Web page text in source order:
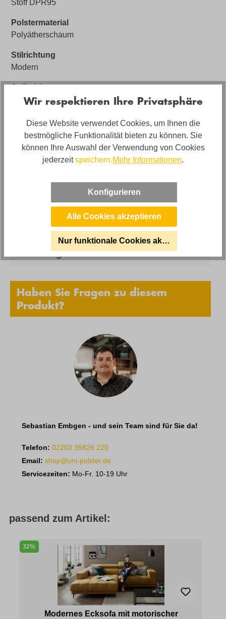
Stoff DPR95
Polstermaterial
Polyätherschaum
Stilrichtung
Modern
Artikelabmessungen
Breite: ca. 278cm, Tiefe: ca. 192cm, Höhe: ca. 83-
Sitzhöhe
ca. 48cm
Bewertungen
Anleitungen und Sicherheit
Haben Sie Fragen zu diesem
Produkt?
Sebastian Embgen - und sein Team sind für Sie da!
Telefon: 02203 35826 220
Email: shop@uni-polster.de
Servicezeiten: Mo-Fr. 10-19 Uhr
passend zum Artikel:
32%
Modernes Ecksofa mit motorischer
Wir respektieren Ihre Privatsphäre
Diese Website verwendet Cookies, um Ihnen die
bestmögliche Funktionalität bieten zu können. Sie
können Ihre Auswahl der Verwendung von Cookies
jederzeitspeichern.Mehr Informationen.
Konfigurieren
Alle Cookies akzeptieren
Nur funktionale Cookies akzeptieren